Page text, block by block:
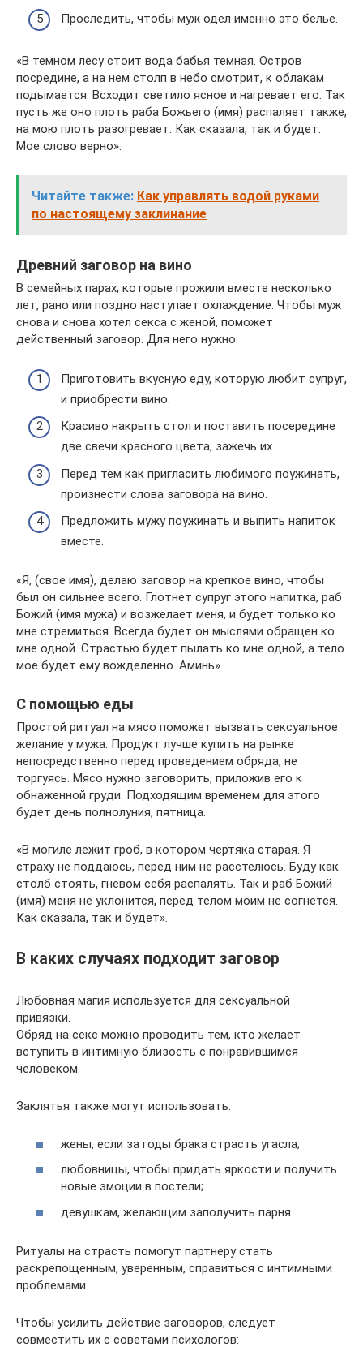
Проследить, чтобы муж одел именно это белье.
«В темном лесу стоит вода бабья темная. Остров
посредине, а на нем столп в небо смотрит, к облакам
подымается. Всходит светило ясное и нагревает его. Так
пусть же оно плоть раба Божьего (имя) распаляет также,
на мою плоть разогревает. Как сказала, так и будет.
Мое слово верно».
Читайте также: Как управлять водой руками
по настоящему заклинание
Древний заговор на вино
В семейных парах, которые прожили вместе несколько
лет, рано или поздно наступает охлаждение. Чтобы муж
снова и снова хотел секса с женой, поможет
действенный заговор. Для него нужно:
Приготовить вкусную еду, которую любит супруг,
и приобрести вино.
Красиво накрыть стол и поставить посередине
две свечи красного цвета, зажечь их.
Перед тем как пригласить любимого поужинать,
произнести слова заговора на вино.
Предложить мужу поужинать и выпить напиток
вместе.
«Я, (свое имя), делаю заговор на крепкое вино, чтобы
был он сильнее всего. Глотнет супруг этого напитка, раб
Божий (имя мужа) и возжелает меня, и будет только ко
мне стремиться. Всегда будет он мыслями обращен ко
мне одной. Страстью будет пылать ко мне одной, а тело
мое будет ему вожделенно. Аминь».
С помощью еды
Простой ритуал на мясо поможет вызвать сексуальное
желание у мужа. Продукт лучше купить на рынке
непосредственно перед проведением обряда, не
торгуясь. Мясо нужно заговорить, приложив его к
обнаженной груди. Подходящим временем для этого
будет день полнолуния, пятница.
«В могиле лежит гроб, в котором чертяка старая. Я
страху не поддаюсь, перед ним не расстелюсь. Буду как
столб стоять, гневом себя распалять. Так и раб Божий
(имя) меня не уклонится, перед телом моим не согнется.
Как сказала, так и будет».
В каких случаях подходит заговор
Любовная магия используется для сексуальной
привязки.
Обряд на секс можно проводить тем, кто желает
вступить в интимную близость с понравившимся
человеком.
Заклятья также могут использовать:
жены, если за годы брака страсть угасла;
любовницы, чтобы придать яркости и получить
новые эмоции в постели;
девушкам, желающим заполучить парня.
Ритуалы на страсть помогут партнеру стать
раскрепощенным, уверенным, справиться с интимными
проблемами.
Чтобы усилить действие заговоров, следует
совместить их с советами психологов: